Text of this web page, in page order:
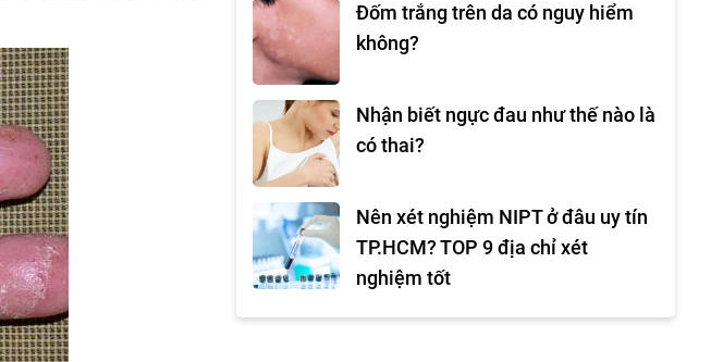
Đốm trắng trên da có nguy hiểm
không?
Nhận biết ngực đau như thế nào là
có thai?
Nên xét nghiệm NIPT ở đâu uy tín
TP.HCM? TOP 9 địa chỉ xét
nghiệm tốt